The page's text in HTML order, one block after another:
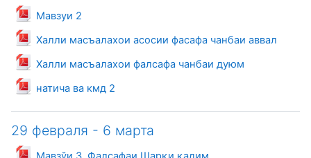
Мавзуи 2
Файл
Халли масъалахои асосии фасафа чанбаи аввал
Файл
Халли масъалахои фалсафа чанбаи дуюм
Файл
натича ва кмд 2
Файл
29 февраля - 6 марта
Файл